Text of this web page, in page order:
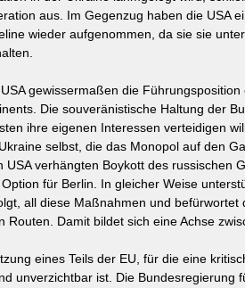
aus. Im Gegenzug haben die USA
wieder aufgenommen, da sie sie
gewissermaßen die
Die souveränistische Haltung der
ihre eigenen Interessen verteidigen
selbst, die das Monopol auf den
verhängten Boykott des russischen
für Berlin. In gleicher Weise
all diese Maßnahmen und befürwortet
Damit bildet sich eine Achse
eines Teils der EU, für die eine
unverzichtbar ist. Die Bundesregierung